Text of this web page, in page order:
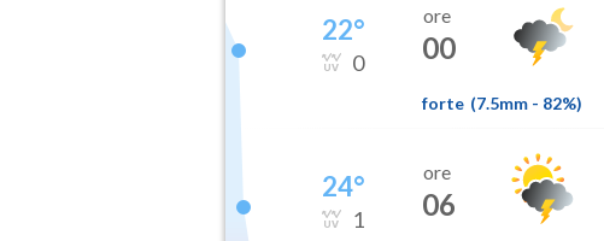
22°
0
ore
00
forte (7.5mm - 82%)
24°
1
ore
06